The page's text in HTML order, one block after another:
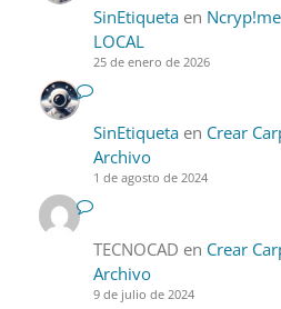
SinEtiquetaen
LOCAL
25 de enero de 2026
SinEtiquetaen Crear
Archivo
1 de agosto de 2024
TECNOCAD en Crear
Archivo
9 de julio de 2024